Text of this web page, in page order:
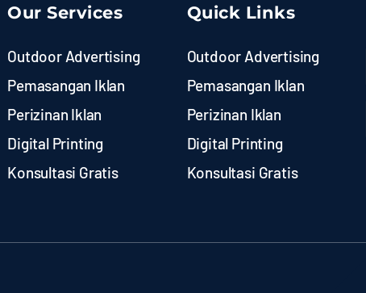
Our Services
Outdoor Advertising
Pemasangan Iklan
Perizinan Iklan
Digital Printing
Konsultasi Gratis
Quick Links
Outdoor Advertising
Pemasangan Iklan
Perizinan Iklan
Digital Printing
Konsultasi Gratis